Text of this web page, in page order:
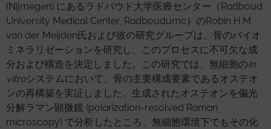
(Nijmegen) にあるラドバウド大学医療センター（Radboud
University Medical Center, Radboudumc）のRobin H.M
van der Meijden氏および彼の研究グループは、骨のバイオ
ミネラリゼーションを研究し、このプロセスに不可欠な成
分および構造を決定しました。この研究では、無細胞のin
vitroシステムにおいて、骨の主要構成要素であるオステオ
ンの再構築を実証しました。生成されたオステオンを偏光
分解ラマン顕微鏡 (polarization-resolved Raman
microscopy) で分析したところ、無細胞環境下でもその化